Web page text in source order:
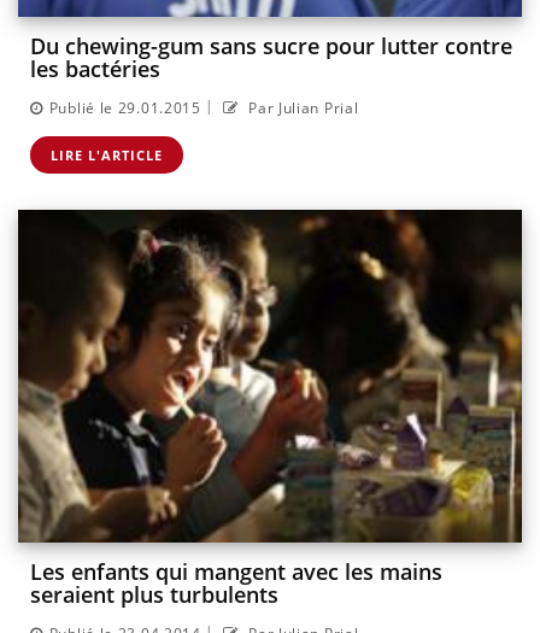
Du chewing-gum sans sucre pour lutter contre
les bactéries
Publié le 29.01.2015 | Par Julian Prial
LIRE L'ARTICLE
Les enfants qui mangent avec les mains
seraient plus turbulents